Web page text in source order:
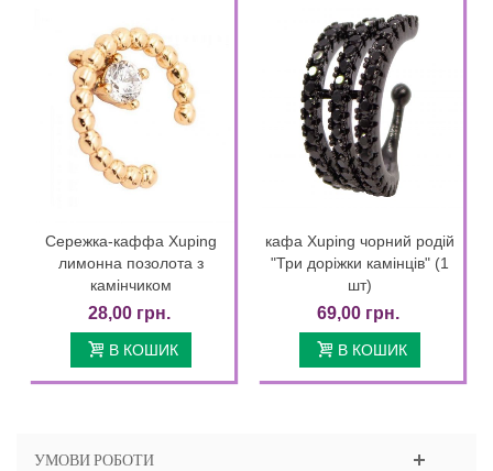
Сережка-каффа Xuping
лимонна позолота з
камінчиком
28,00 грн.
В КОШИК
кафа Xuping чорний родій
"Три доріжки камінців" (1
шт)
69,00 грн.
В КОШИК
УМОВИ РОБОТИ